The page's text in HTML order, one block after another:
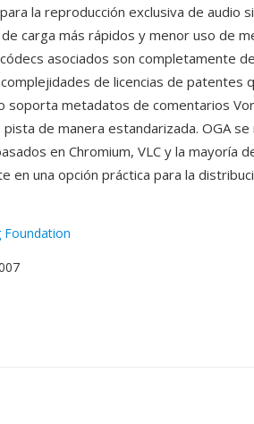
la reproducción exclusiva de audio
carga más rápidos y menor uso de
asociados son completamente
de licencias de patentes
soporta metadatos de comentarios
de manera estandarizada. OGA
en Chromium, VLC y la mayoría
en una opción práctica para la
Foundation